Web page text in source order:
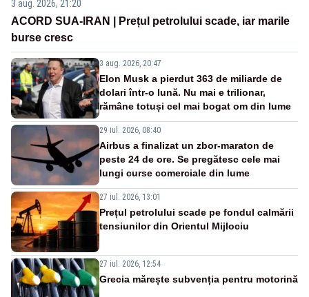
3 aug. 2026, 21:20
ACORD SUA-IRAN | Prețul petrolului scade, iar marile
burse cresc
3 aug. 2026, 20:47
Elon Musk a pierdut 363 de miliarde de
dolari într-o lună. Nu mai e trilionar,
rămâne totuși cel mai bogat om din lume
29 iul. 2026, 08:40
Airbus a finalizat un zbor-maraton de
peste 24 de ore. Se pregătesc cele mai
lungi curse comerciale din lume
27 iul. 2026, 13:01
Prețul petrolului scade pe fondul calmării
tensiunilor din Orientul Mijlociu
27 iul. 2026, 12:54
Grecia mărește subvenția pentru motorină